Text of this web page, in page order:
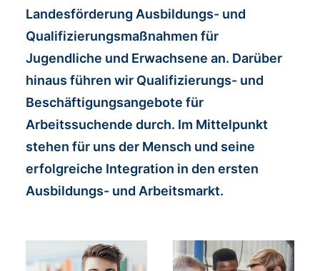
Landesförderung Ausbildungs- und
Qualifizierungsmaßnahmen für
Jugendliche und Erwachsene an. Darüber
hinaus führen wir Qualifizierungs- und
Beschäftigungsangebote für
Arbeitssuchende durch. Im Mittelpunkt
stehen für uns der Mensch und seine
erfolgreiche Integration in den ersten
Ausbildungs- und Arbeitsmarkt.